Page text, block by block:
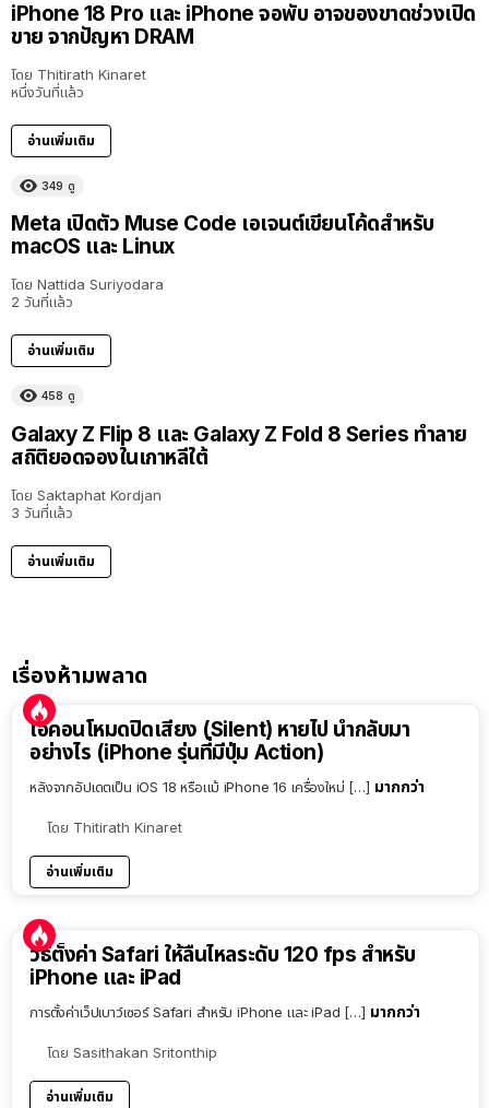
iPhone 18 Pro และ iPhone จอพับ อาจของขาดช่วงเปิด
ขาย จากปัญหา DRAM
โดย Thitirath Kinaret
หนึ่งวันที่แล้ว
อ่านเพิ่มเติม
349 ดู
Meta เปิดตัว Muse Code เอเจนต์เขียนโค้ดสำหรับ
macOS และ Linux
โดย Nattida Suriyodara
2 วันที่แล้ว
อ่านเพิ่มเติม
458 ดู
Galaxy Z Flip 8 และ Galaxy Z Fold 8 Series ทำลาย
สถิติยอดจองในเกาหลีใต้
โดย Saktaphat Kordjan
3 วันที่แล้ว
อ่านเพิ่มเติม
เรื่องห้ามพลาด
ไอคอนโหมดปิดเสียง (Silent) หายไป นำกลับมา
อย่างไร (iPhone รุ่นที่มีปุ่ม Action)
หลังจากอัปเดตเป็น iOS 18 หรือแม้ iPhone 16 เครื่องใหม่ […] มากกว่า
โดย Thitirath Kinaret
อ่านเพิ่มเติม
วิธีตั้งค่า Safari ให้ลื่นไหลระดับ 120 fps สำหรับ
iPhone และ iPad
การตั้งค่าเว็ปเบาว์เซอร์ Safari สำหรับ iPhone และ iPad […] มากกว่า
โดย Sasithakan Sritonthip
อ่านเพิ่มเติม